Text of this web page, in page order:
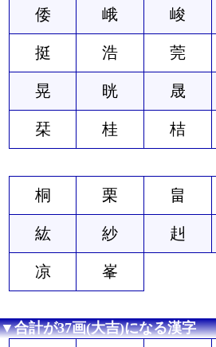
倭 峨 峻
挺 浩 莞
晃 晄 晟
栞 桂 桔
桐 栗 畠
紘 紗 赳
凉 峯
▼合計が37画(大吉)になる漢字